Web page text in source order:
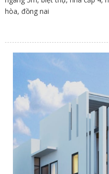
hòa, đồng nai